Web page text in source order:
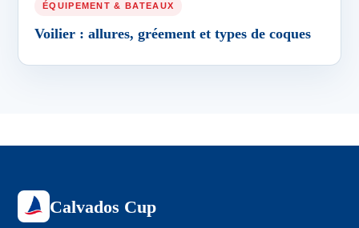
ÉQUIPEMENT & BATEAUX
Voilier : allures, gréement et types de coques
Calvados Cup